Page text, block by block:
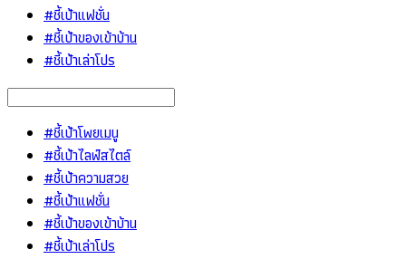
#ชี้เป้าแฟชั่น
#ชี้เป้าของเข้าบ้าน
#ชี้เป้าเล่าโปร
#ชี้เป้าโพยเมนู
#ชี้เป้าไลฟ์สไตล์
#ชี้เป้าความสวย
#ชี้เป้าแฟชั่น
#ชี้เป้าของเข้าบ้าน
#ชี้เป้าเล่าโปร